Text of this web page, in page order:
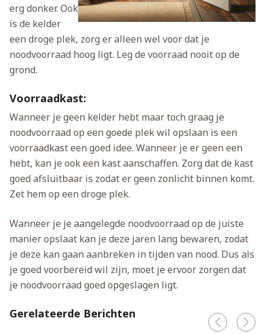
erg donker. Ook
is de kelder
een droge plek, zorg er alleen wel voor dat je
noodvoorraad hoog ligt. Leg de voorraad nooit op de
grond.
Voorraadkast:
Wanneer je geen kelder hebt maar toch graag je
noodvoorraad op een goede plek wil opslaan is een
voorraadkast een goed idee. Wanneer je er geen een
hebt, kan je ook een kast aanschaffen. Zorg dat de kast
goed afsluitbaar is zodat er geen zonlicht binnen komt.
Zet hem op een droge plek.
Wanneer je je aangelegde noodvoorraad op de juiste
manier opslaat kan je deze jaren lang bewaren, zodat
je deze kan gaan aanbreken in tijden van nood. Dus als
je goed voorbereid wil zijn, moet je ervoor zorgen dat
je noodvoorraad goed opgeslagen ligt.
Gerelateerde Berichten